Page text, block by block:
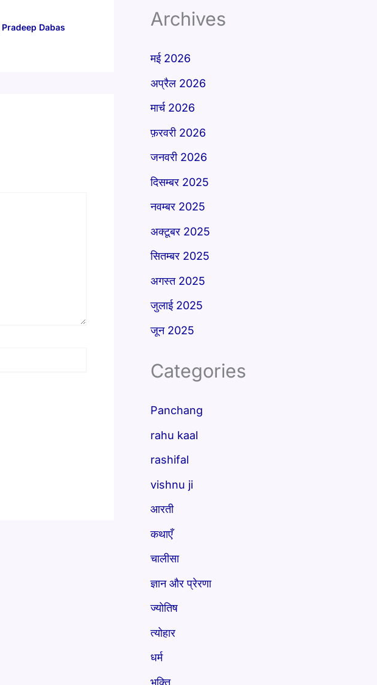
Pradeep Dabas Archives
मई 2026
अप्रैल 2026
मार्च 2026
फ़रवरी 2026
जनवरी 2026
दिसम्बर 2025
नवम्बर 2025
अक्टूबर 2025
सितम्बर 2025
अगस्त 2025
जुलाई 2025
जून 2025
Categories
Panchang
rahu kaal
rashifal
vishnu ji
आरती
कथाएँ
चालीसा
ज्ञान और प्रेरणा
ज्योतिष
त्योहार
धर्म
भक्ति